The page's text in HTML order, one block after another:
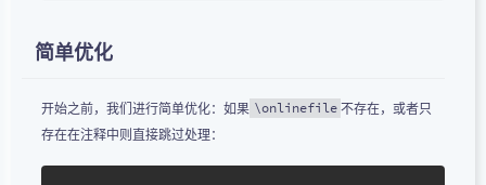
简单优化
开始之前，我们进行简单优化：如果 \onlinefile 不存在，或者只
存在在注释中则直接跳过处理：